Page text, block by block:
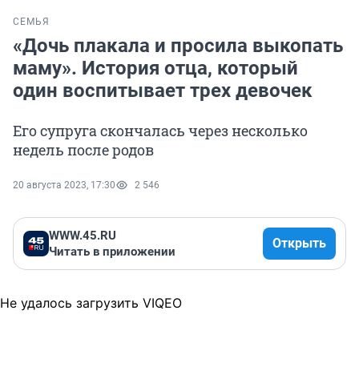
СЕМЬЯ
«Дочь плакала и просила выкопать
маму». История отца, который
один воспитывает трех девочек
Его супруга скончалась через несколько
недель после родов
20 августа 2023, 17:30 2 546
WWW.45.RU
Читать в приложении
Открыть
Не удалось загрузить VIQEO